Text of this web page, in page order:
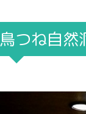
鳥つね自然